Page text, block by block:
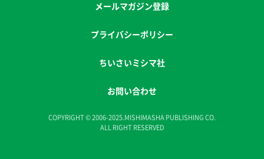
メールマガジン登録
プライバシーポリシー
ちいさいミシマ社
お問い合わせ
COPYRIGHT © 2006-2025.MISHIMASHA PUBLISHING CO.
ALL RIGHT RESERVED